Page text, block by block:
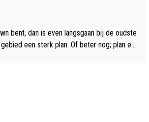
bent, dan is even langsgaan bij de oudste
sterk plan. Of beter nog; plan ee